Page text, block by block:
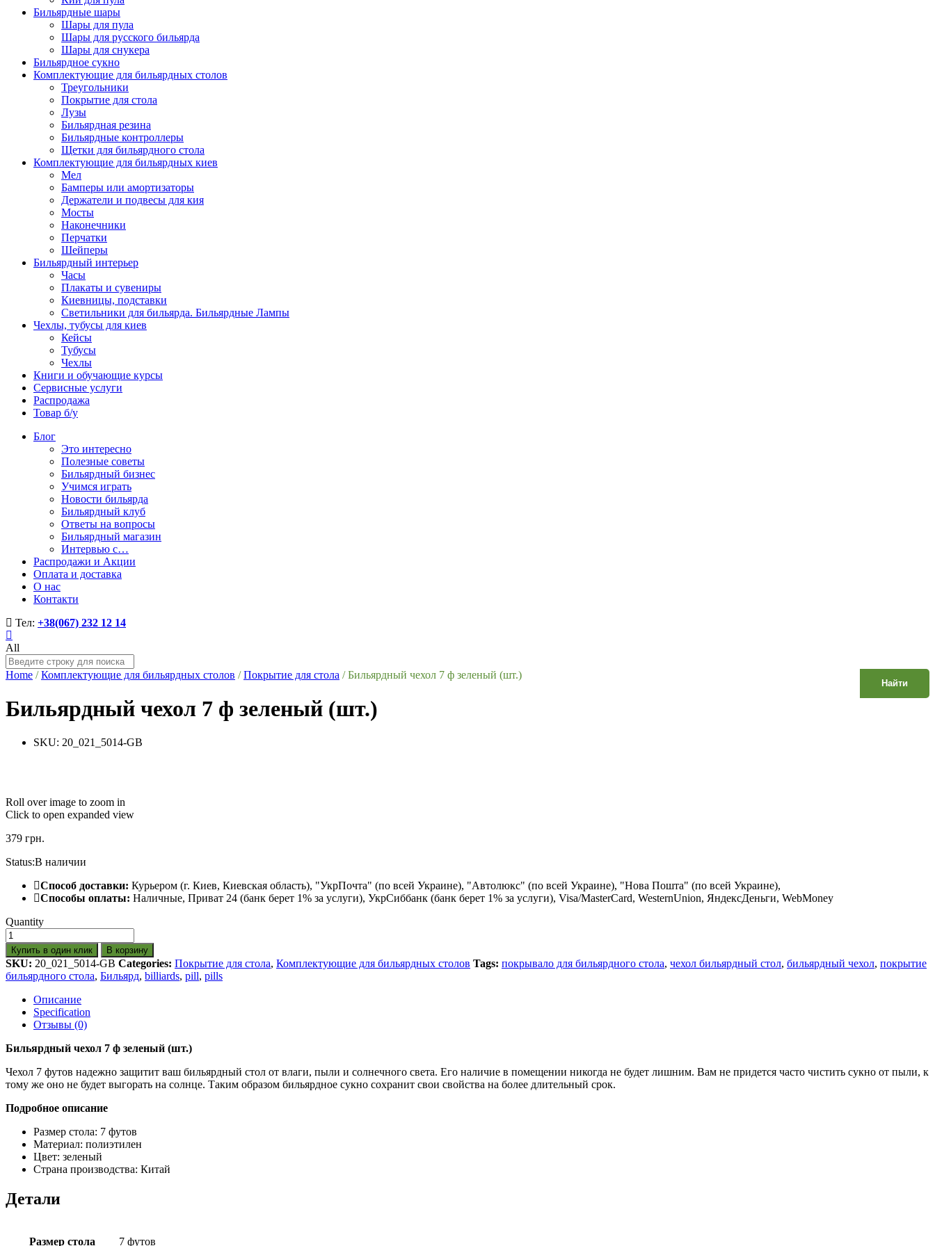
Бильярдные шары
Шары для пула
Шары для русского бильярда
Шары для снукера
Бильярдное сукно
Комплектующие для бильярдных столов
Треугольники
Покрытие для стола
Лузы
Бильярдная резина
Бильярдные контроллеры
Щетки для бильярдного стола
Комплектующие для бильярдных киев
Мел
Бамперы или амортизаторы
Держатели и подвесы для кия
Мосты
Наконечники
Перчатки
Шейперы
Бильярдный интерьер
Часы
Плакаты и сувениры
Киевницы, подставки
Светильники для бильярда. Бильярдные Лампы
Чехлы, тубусы для киев
Кейсы
Тубусы
Чехлы
Книги и обучающие курсы
Сервисные услуги
Распродажа
Товар б/у
Блог
Это интересно
Полезные советы
Бильярдный бизнес
Учимся играть
Новости бильярда
Бильярдный клуб
Ответы на вопросы
Бильярдный магазин
Интервью с…
Распродажи и Акции
Оплата и доставка
О нас
Контакти
Тел: +38(067) 232 12 14
All
Найти
Home / Комплектующие для бильярдных столов / Покрытие для стола / Бильярдный чехол 7 ф зеленый (шт.)
Бильярдный чехол 7 ф зеленый (шт.)
SKU: 20_021_5014-GB
Roll over image to zoom in
Click to open expanded view
379 грн.
Status:В наличии
Способ доставки: Курьером (г. Киев, Киевская область), "УкрПочта" (по всей Украине), "Автолюкс" (по всей Украине), "Нова Пошта" (по всей Украине),
Способы оплаты: Наличные, Приват 24 (банк берет 1% за услуги), УкрСиббанк (банк берет 1% за услуги), Visa/МаsterСard, WesternUnion, ЯндексДеньги, WebMoney
Quantity
Купить в один клик В корзину
SKU: 20_021_5014-GB Categories: Покрытие для стола, Комплектующие для бильярдных столов Tags: покрывало для бильярдного стола, чехол бильярдный стол, бильярдный чехол, покрытие
бильярдного стола, Бильярд, billiards, pill, pills
Описание
Specification
Отзывы (0)
Бильярдный чехол 7 ф зеленый (шт.)
Чехол 7 футов надежно защитит ваш бильярдный стол от влаги, пыли и солнечного света. Его наличие в помещении никогда не будет лишним. Вам не придется часто чистить сукно от пыли, к
тому же оно не будет выгорать на солнце. Таким образом бильярдное сукно сохранит свои свойства на более длительный срок.
Подробное описание
Размер стола: 7 футов
Материал: полиэтилен
Цвет: зеленый
Страна производства: Китай
Детали
Размер стола 7 футов